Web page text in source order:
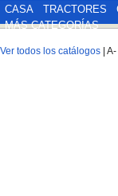
CASA TRACTORES
MÁS CATEGORÍAS
Ver todos los catálogos | A-